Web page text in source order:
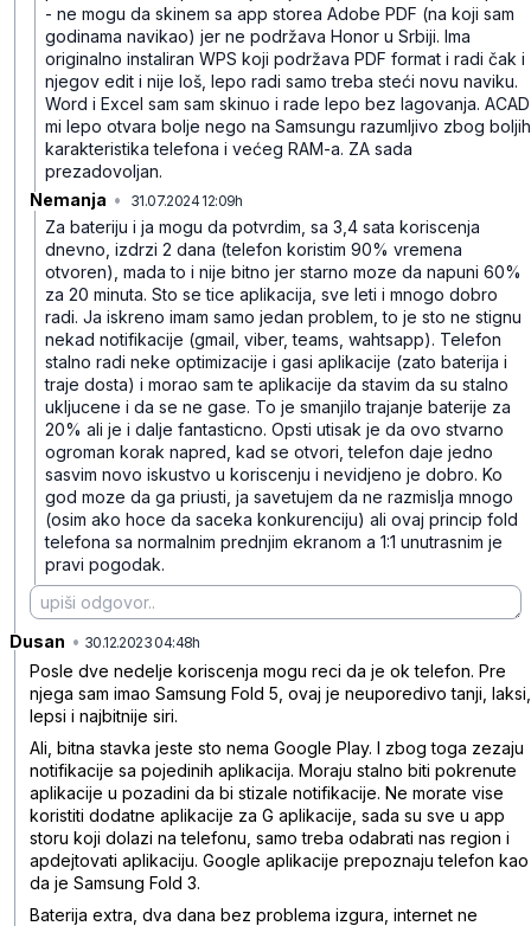
- ne mogu da skinem sa app storea Adobe PDF (na koji sam
godinama navikao) jer ne podržava Honor u Srbiji. Ima
originalno instaliran WPS koji podržava PDF format i radi čak i
njegov edit i nije loš, lepo radi samo treba steći novu naviku.
Word i Excel sam sam skinuo i rade lepo bez lagovanja. ACAD
mi lepo otvara bolje nego na Samsungu razumljivo zbog boljih
karakteristika telefona i većeg RAM-a. ZA sada
prezadovoljan.
Nemanja • 31.07.2024 12:09h
Za bateriju i ja mogu da potvrdim, sa 3,4 sata koriscenja
dnevno, izdrzi 2 dana (telefon koristim 90% vremena
otvoren), mada to i nije bitno jer starno moze da napuni 60%
za 20 minuta. Sto se tice aplikacija, sve leti i mnogo dobro
radi. Ja iskreno imam samo jedan problem, to je sto ne stignu
nekad notifikacije (gmail, viber, teams, wahtsapp). Telefon
stalno radi neke optimizacije i gasi aplikacije (zato baterija i
traje dosta) i morao sam te aplikacije da stavim da su stalno
ukljucene i da se ne gase. To je smanjilo trajanje baterije za
20% ali je i dalje fantasticno. Opsti utisak je da ovo stvarno
ogroman korak napred, kad se otvori, telefon daje jedno
sasvim novo iskustvo u koriscenju i nevidjeno je dobro. Ko
god moze da ga priusti, ja savetujem da ne razmislja mnogo
(osim ako hoce da saceka konkurenciju) ali ovaj princip fold
telefona sa normalnim prednjim ekranom a 1:1 unutrasnim je
pravi pogodak.
Dusan • 30.12.2023 04:48h
Posle dve nedelje koriscenja mogu reci da je ok telefon. Pre
njega sam imao Samsung Fold 5, ovaj je neuporedivo tanji, laksi,
lepsi i najbitnije siri.
Ali, bitna stavka jeste sto nema Google Play. I zbog toga zezaju
notifikacije sa pojedinih aplikacija. Moraju stalno biti pokrenute
aplikacije u pozadini da bi stizale notifikacije. Ne morate vise
koristiti dodatne aplikacije za G aplikacije, sada su sve u app
storu koji dolazi na telefonu, samo treba odabrati nas region i
apdejtovati aplikaciju. Google aplikacije prepoznaju telefon kao
da je Samsung Fold 3.
Baterija extra, dva dana bez problema izgura, internet ne